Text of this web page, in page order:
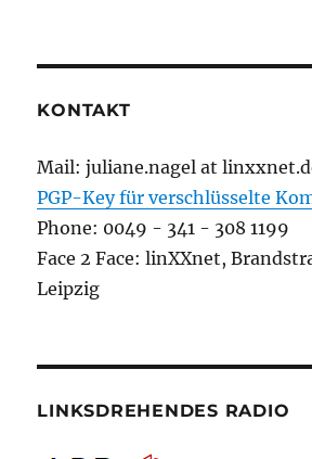
KONTAKT
Mail: juliane.nagel at
PGP-Key für verschlüsselte
Phone: 0049 - 341 - 308 1199
Face 2 Face: linXXnet,
Leipzig
LINKSDREHENDES RADIO